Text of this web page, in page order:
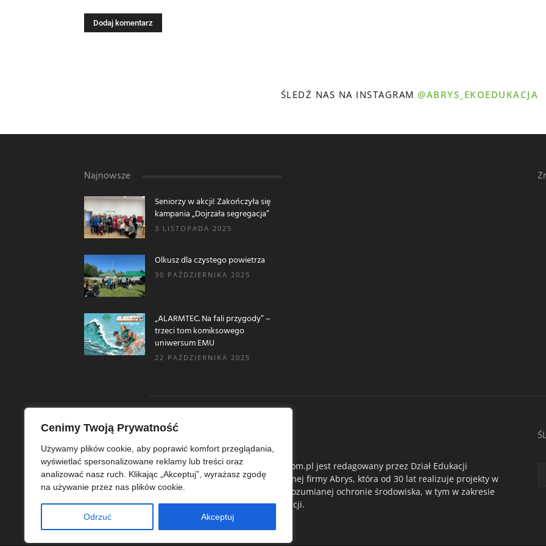
Cenimy Twoją Prywatność
Używamy plików cookie, aby poprawić komfort przeglądania,
wyświetlać spersonalizowane reklamy lub treści oraz
analizować nasz ruch. Klikając „Akceptuj”, wyrażasz zgodę
na używanie przez nas plików cookie.
Odrzuć Akceptuj
ŚLEDŹ NAS NA INSTAGRAM@ABRYS_EKOEDUKACJA
Najnowsze
Seniorzy w akcji! Zakończyła się
kampania „Dojrzała segregacja”
3 LISTOPADA 2025
Olkusz dla czystego powietrza
30 PAŹDZIERNIKA 2025
„ALARMTEC. Na fali przygody” –
trzeci tom komiksowego
uniwersum EMU
22 PAŹDZIERNIKA 2025
Ekoedu.com.pl jest redagowany przez Dział Edukacji
Ekologicznej firmy Abrys, która od 30 lat realizuje projekty w
szeroko rozumianej ochronie środowiska, w tym w zakresie
ekoedukacji.